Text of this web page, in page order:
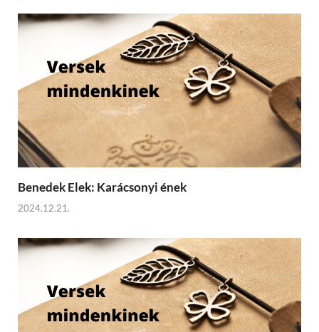
Benedek Elek: Karácsonyi ének
2024.12.21.